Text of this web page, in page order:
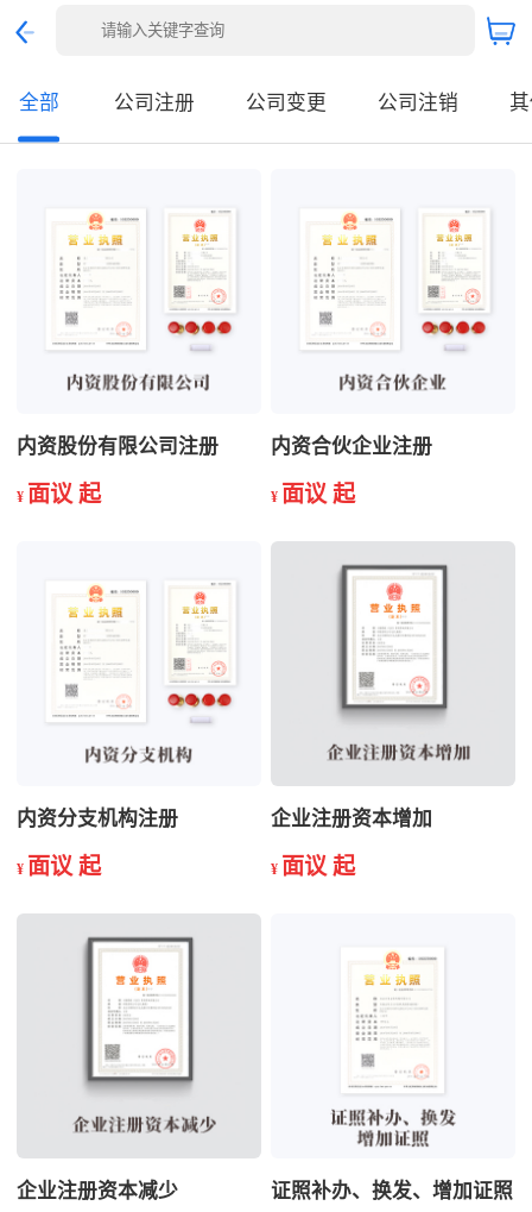
全部 公司注册 公司变更 公司注销
内资股份有限公司注册
¥ 面议 起
内资合伙企业注册
¥ 面议 起
内资分支机构注册
¥ 面议 起
企业注册资本增加
¥ 面议 起
企业注册资本减少 证照补办、换发、增加证照